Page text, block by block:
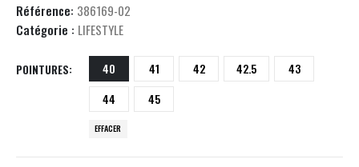
Référence: 386169-02
Catégorie : LIFESTYLE
POINTURES 40 41 42 42.5
43
44
45
EFFACER